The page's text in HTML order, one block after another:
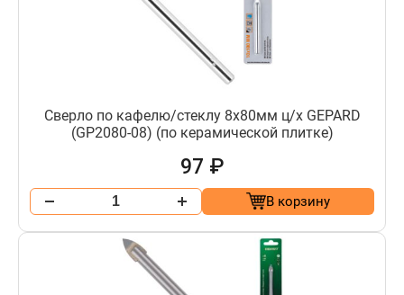
Сверло по кафелю/стеклу 8х80мм ц/х GEPARD
(GP2080-08) (по керамической плитке)
97 ₽
В корзину